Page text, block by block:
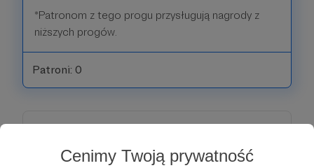
Cenimy Twoją prywatność
*Patronom z tego progu przysługują nagrody z
niższych progów.
Patroni: 0